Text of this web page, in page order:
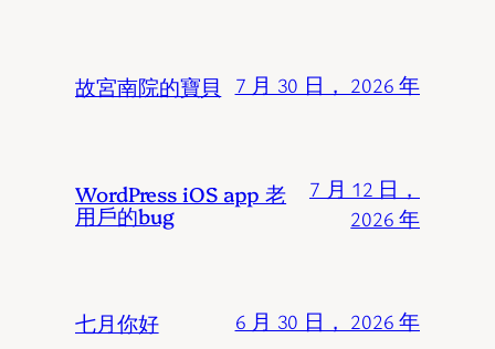
故宮南院的寶貝 7 月 30 日， 2026 年
WordPress iOS app 老
用戶的bug
7 月 12 日，
2026 年
七月你好 6 月 30 日， 2026 年